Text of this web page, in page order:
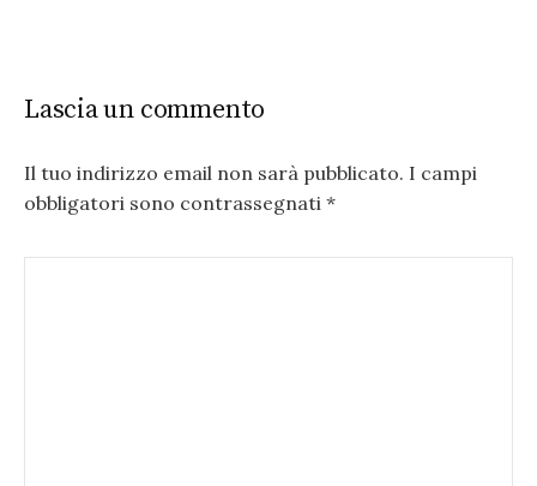
Lascia un commento
Il tuo indirizzo email non sarà pubblicato. I campi
obbligatori sono contrassegnati *